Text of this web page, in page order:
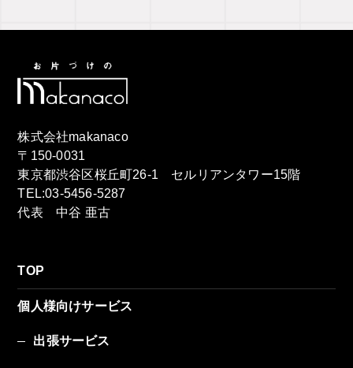
株式会社makanaco
〒150-0031
東京都渋谷区桜丘町26-1 セルリアンタワー15階
TEL:03-5456-5287
代表 中谷 亜古
TOP
個人様向けサービス
出張サービス